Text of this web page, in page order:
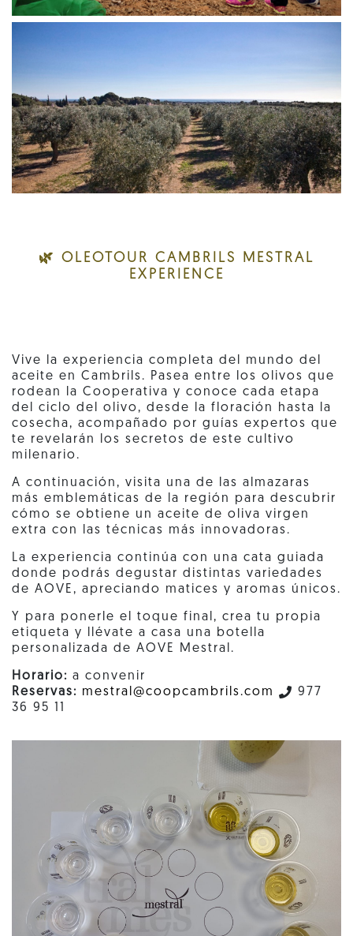
🌿 OLEOTOUR CAMBRILS MESTRAL
EXPERIENCE
Vive la experiencia completa del mundo del
aceite en Cambrils. Pasea entre los olivos que
rodean la Cooperativa y conoce cada etapa
del ciclo del olivo, desde la floración hasta la
cosecha, acompañado por guías expertos que
te revelarán los secretos de este cultivo
milenario.
A continuación, visita una de las almazaras
más emblemáticas de la región para descubrir
cómo se obtiene un aceite de oliva virgen
extra con las técnicas más innovadoras.
La experiencia continúa con una cata guiada
donde podrás degustar distintas variedades
de AOVE, apreciando matices y aromas únicos.
Y para ponerle el toque final, crea tu propia
etiqueta y llévate a casa una botella
personalizada de AOVE Mestral.
Horario: a convenir
Reservas: mestral@coopcambrils.com
977
36 95 11